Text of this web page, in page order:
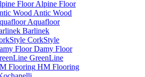
Alpine Floor
Antic Wood
Aquafloor
Barlinek
CorkStyle
Damy Floor
GreenLine
HM Flooring